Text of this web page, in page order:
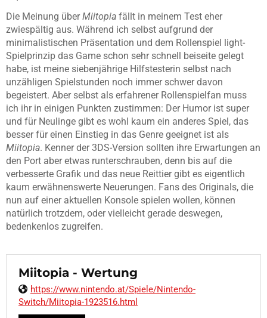
Die Meinung überMiitopia fällt in meinem Test eher
zwiespältig aus. Während ich selbst aufgrund der
minimalistischen Präsentation und dem Rollenspiel light-
Spielprinzip das Game schon sehr schnell beiseite gelegt
habe, ist meine siebenjährige Hilfstesterin selbst nach
unzähligen Spielstunden noch immer schwer davon
begeistert. Aber selbst als erfahrener Rollenspielfan muss
ich ihr in einigen Punkten zustimmen: Der Humor ist super
und für Neulinge gibt es wohl kaum ein anderes Spiel, das
besser für einen Einstieg in das Genre geeignet ist als
Miitopia. Kenner der 3DS-Version sollten ihre Erwartungen an
den Port aber etwas runterschrauben, denn bis auf die
verbesserte Grafik und das neue Reittier gibt es eigentlich
kaum erwähnenswerte Neuerungen. Fans des Originals, die
nun auf einer aktuellen Konsole spielen wollen, können
natürlich trotzdem, oder vielleicht gerade deswegen,
bedenkenlos zugreifen.
Miitopia - Wertung
https://www.nintendo.at/Spiele/Nintendo-
Switch/Miitopia-1923516.html